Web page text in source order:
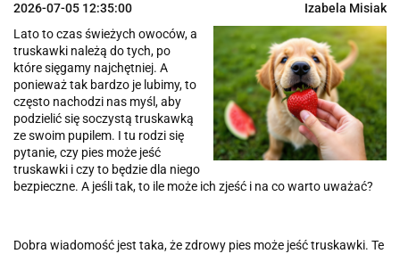
2026-07-05 12:35:00
Izabela Misiak
Lato to czas świeżych owoców, a
truskawki należą do tych, po
które sięgamy najchętniej. A
ponieważ tak bardzo je lubimy, to
często nachodzi nas myśl, aby
podzielić się soczystą truskawką
ze swoim pupilem. I tu rodzi się
pytanie, czy pies może jeść
truskawki i czy to będzie dla niego
bezpieczne. A jeśli tak, to ile może ich zjeść i na co warto uważać?
Dobra wiadomość jest taka, że zdrowy pies może jeść truskawki. Te